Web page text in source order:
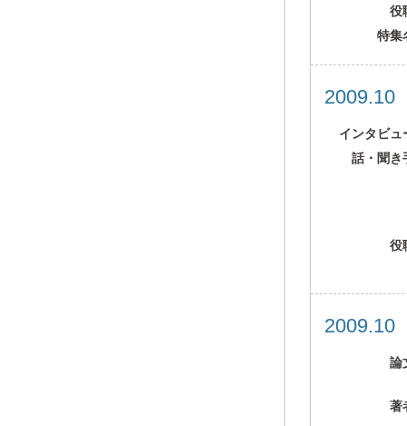
役
特集
インタビュ
話・聞き
役
論
著